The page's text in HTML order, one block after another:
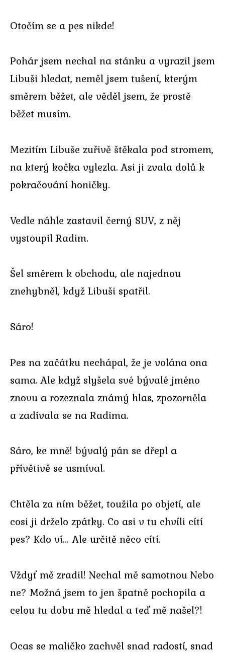
Otočím se a pes nikde!
Pohár jsem nechal na stánku a vyrazil jsem
Libuši hledat, neměl jsem tušení, kterým
směrem běžet, ale věděl jsem, že prostě
běžet musím.
Mezitím Libuše zuřivě štěkala pod stromem,
na který kočka vylezla. Asi ji zvala dolů k
pokračování honičky.
Vedle náhle zastavil černý SUV, z něj
vystoupil Radim.
Šel směrem k obchodu, ale najednou
znehybněl, když Libuši spatřil.
Sáro!
Pes na začátku nechápal, že je volána ona
sama. Ale když slyšela své bývalé jméno
znovu a rozeznala známý hlas, zpozorněla
a zadívala se na Radima.
Sáro, ke mně! bývalý pán se dřepl a
přívětivě se usmíval.
Chtěla za ním běžet, toužila po objetí, ale
cosi ji drželo zpátky. Co asi v tu chvíli cítí
pes? Kdo ví… Ale určitě něco cítí.
Vždyť mě zradil! Nechal mě samotnou Nebo
ne? Možná jsem to jen špatně pochopila a
celou tu dobu mě hledal a teď mě našel?!
Ocas se maličko zachvěl snad radostí, snad